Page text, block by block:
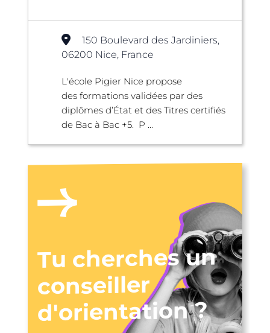
150 Boulevard des Jardiniers,
06200 Nice, France
L'école Pigier Nice propose
des formations validées par des
diplômes d’État et des Titres certifiés
de Bac à Bac +5. P ...
Tu cherches un
conseiller
d'orientation ?